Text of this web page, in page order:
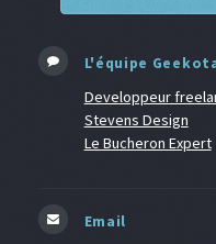
L'équipe
Developpeur
Stevens Design
Le Bucheron Expert
Email